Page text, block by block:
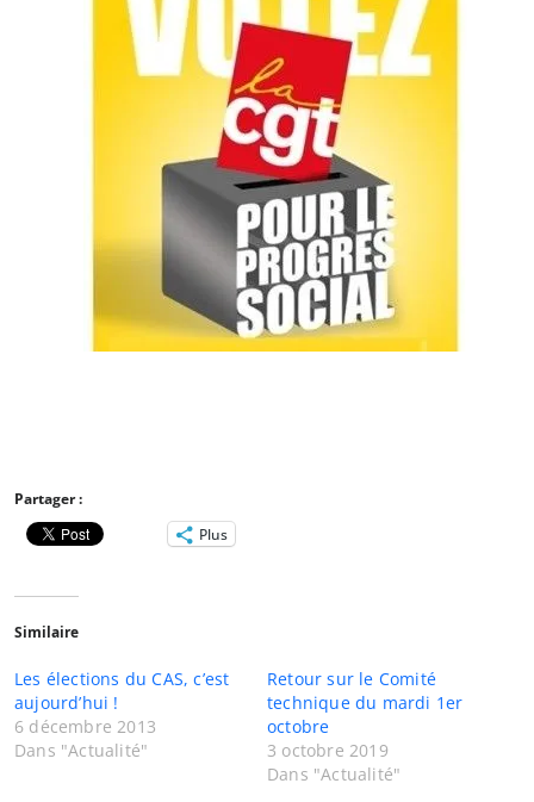
Partager :
Plus
Similaire
Les élections du CAS, c’est
aujourd’hui !
6 décembre 2013
Dans "Actualité"
Retour sur le Comité
technique du mardi 1er
octobre
3 octobre 2019
Dans "Actualité"